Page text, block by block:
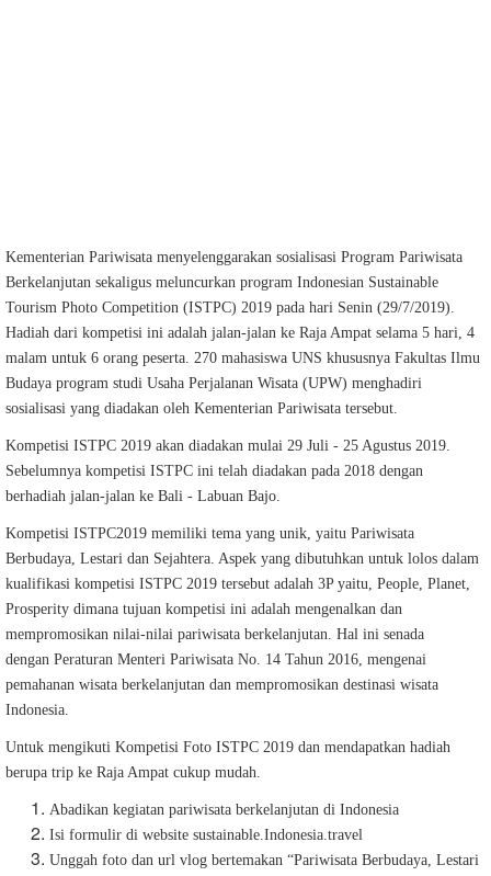
Kementerian Pariwisata menyelenggarakan sosialisasi Program Pariwisata
Berkelanjutan sekaligus meluncurkan program Indonesian Sustainable
Tourism Photo Competition (ISTPC) 2019 pada hari Senin (29/7/2019).
Hadiah dari kompetisi ini adalah jalan-jalan ke Raja Ampat selama 5 hari, 4
malam untuk 6 orang peserta. 270 mahasiswa UNS khususnya Fakultas Ilmu
Budaya program studi Usaha Perjalanan Wisata (UPW) menghadiri
sosialisasi yang diadakan oleh Kementerian Pariwisata tersebut.
Kompetisi ISTPC 2019 akan diadakan mulai 29 Juli - 25 Agustus 2019.
Sebelumnya kompetisi ISTPC ini telah diadakan pada 2018 dengan
berhadiah jalan-jalan ke Bali - Labuan Bajo.
Kompetisi ISTPC2019 memiliki tema yang unik, yaitu Pariwisata
Berbudaya, Lestari dan Sejahtera. Aspek yang dibutuhkan untuk lolos dalam
kualifikasi kompetisi ISTPC 2019 tersebut adalah 3P yaitu, People, Planet,
Prosperity dimana tujuan kompetisi ini adalah mengenalkan dan
mempromosikan nilai-nilai pariwisata berkelanjutan. Hal ini senada
dengan Peraturan Menteri Pariwisata No. 14 Tahun 2016, mengenai
pemahanan wisata berkelanjutan dan mempromosikan destinasi wisata
Indonesia.
Untuk mengikuti Kompetisi Foto ISTPC 2019 dan mendapatkan hadiah
berupa trip ke Raja Ampat cukup mudah.
Abadikan kegiatan pariwisata berkelanjutan di Indonesia
Isi formulir di website sustainable.Indonesia.travel
Unggah foto dan url vlog bertemakan “Pariwisata Berbudaya, Lestari